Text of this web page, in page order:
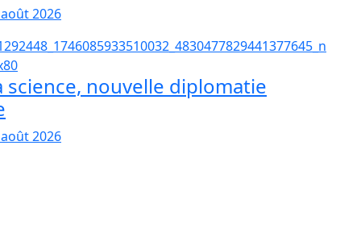
2026
science, nouvelle diplomatie
2026